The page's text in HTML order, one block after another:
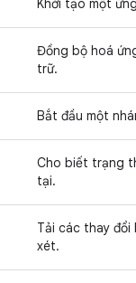
Khởi tạo một
Đồng bộ hoá
trữ.
Bắt đầu một
Cho biết trạng
tại.
Tải các thay đổi
xét.